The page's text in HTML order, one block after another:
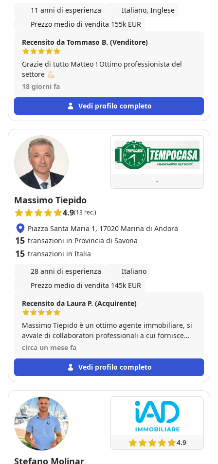
11 anni di esperienza
Italiano, Inglese
Prezzo medio di vendita 155k EUR
Recensito da Tommaso B. (Venditore)
Grazie di tutto Matteo ! Ottimo professionista del
settore 💪🏻
18 giorni fa
Vedi profilo completo
-
Massimo Tiepido
4.9(13 rec.)
Piazza Santa Maria 1, 17020 Marina di Andora
15 transazioni in Provincia di Savona
15 transazioni in Italia
28 anni di esperienza
Italiano
Prezzo medio di vendita 145k EUR
Recensito da Laura P. (Acquirente)
Massimo Tiepido è un ottimo agente immobiliare, si
avvale di collaboratori professionali a cui fornisce
sempre la sua esperienza nel settore. Consigliato su
circa un mese fa
Vedi profilo completo
4.9
Stefano Molinar